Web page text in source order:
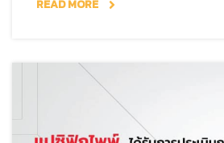
READ MORE